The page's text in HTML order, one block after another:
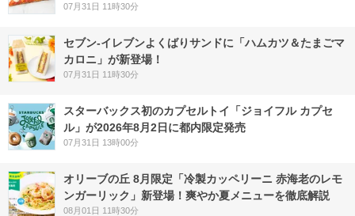
07月31日 11時30分
セブン‐イレブンよくばりサンドに「ハムカツ＆たまごマ
カロニ」が新登場！
07月31日 11時30分
スターバックス初のカプセルトイ「ジョイフル カプセ
ル」が2026年8月2日に都内限定発売
07月31日 13時00分
オリーブの丘 8月限定「冷製カッペリーニ 赤海老のレモ
ンガーリック」新登場！爽やか夏メニューを徹底解説
08月01日 11時30分